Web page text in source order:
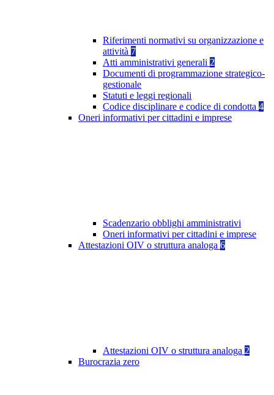
Riferimenti normativi su organizzazione e
attività 7
Atti amministrativi generali 2
Documenti di programmazione strategico-
gestionale
Statuti e leggi regionali
Codice disciplinare e codice di condotta 4
Oneri informativi per cittadini e imprese
Scadenzario obblighi amministrativi
Oneri informativi per cittadini e imprese
Attestazioni OIV o struttura analoga 6
Attestazioni OIV o struttura analoga 2
Burocrazia zero